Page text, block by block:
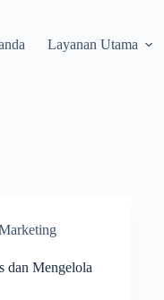
Layanan Utama
dan Mengelola